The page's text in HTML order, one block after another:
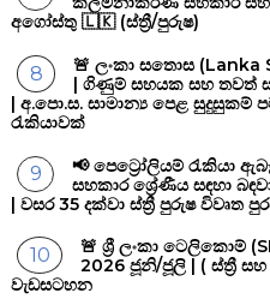
අගෝස්තු 🇱🇰 (ස්ත්‍රී/පුරුෂ)
🚨 ලංකා සතොස (Lanka
| ගිණුම් සහයක සහ තවත්
| අ.පො.ස. සාමාන්‍ය පෙළ
රැකියාවක්
📢 පෙට්‍රෝලියම් රැකියා
සහකාර ශ්‍රේණීය සඳහා
| වසර 35 දක්වා ස්ත්‍රී පුරුෂ විවෘත
🚨 ශ්‍රී ලංකා ටෙලිකොම්
2026 ජූනි/ජූලි | ( ස්ත්‍රී
වැඩසටහන